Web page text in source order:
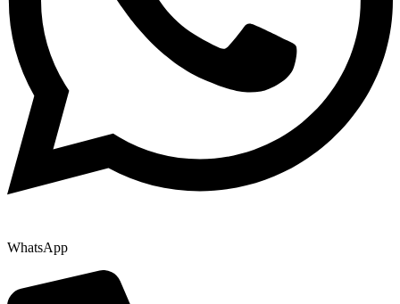
WhatsApp